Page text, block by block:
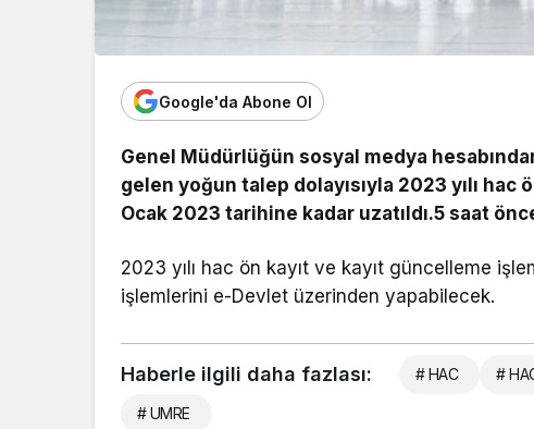
Google'da Abone Ol
Genel Müdürlüğün sosyal medya
gelen yoğun talep dolayısıyla 2023 yılı hac
Ocak 2023 tarihine kadar uzatıldı.5 saat
2023 yılı hac ön kayıt ve kayıt güncelleme
işlemlerini e-Devlet üzerinden yapabilecek.
Haberle ilgili daha fazlası: # HAC #
# UMRE